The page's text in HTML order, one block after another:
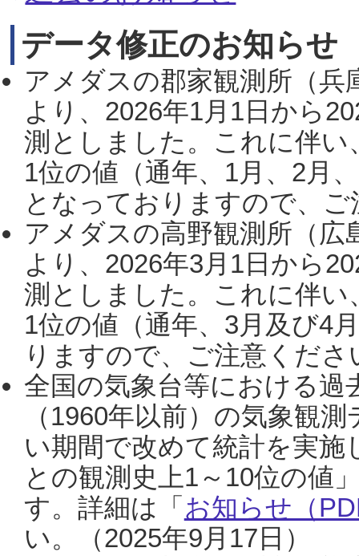
データ修正のお知らせ
アメダスの郡家観測所（
より、2026年1月1日から
測としました。これに伴い
1位の値（通年、1月、2月
となっておりますので、
アメダスの高野観測所（
より、2026年3月1日から
測としました。これに伴い
1位の値（通年、3月及び4
りますので、ご注意くだ
全国の気象台等における過
（1960年以前）の気象観
い期間で改めて統計を実
との観測史上1～10位の値
す。詳細は「 お知らせ（
い。（2025年9月17日）